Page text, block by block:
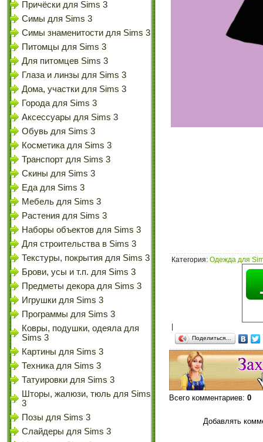
Причёски для Sims 3
Симы для Sims 3
Симы знаменитости для Sims 3
Питомцы для Sims 3
Для питомцев Sims 3
Глаза и линзы для Sims 3
Дома, участки для Sims 3
Города для Sims 3
Аксессуары для Sims 3
Обувь для Sims 3
Косметика для Sims 3
Транспорт для Sims 3
Скины для Sims 3
Еда для Sims 3
Мебель для Sims 3
Растения для Sims 3
Наборы объектов для Sims 3
Для строительства в Sims 3
Текстуры, покрытия для Sims 3
Брови, усы и т.п. для Sims 3
Предметы декора для Sims 3
Игрушки для Sims 3
Программы для Sims 3
Ковры, подушки, одеяла для
Sims 3
Картины для Sims 3
Техника для Sims 3
Татуировки для Sims 3
Шторы, жалюзи, тюль для Sims
3
Позы для Sims 3
Слайдеры для Sims 3
Категория: Одежда для
Поделиться…
Всего комментариев: 0
Добавлять